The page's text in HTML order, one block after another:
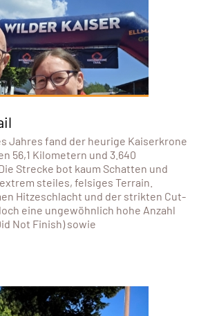
Jahres fand der heurige Kaiserkrone
56,1 Kilometern und 3.640
Strecke bot kaum Schatten und
steiles, felsiges Terrain.
Hitzeschlacht und der strikten Cut-
eine ungewöhnlich hohe Anzahl
Not Finish) sowie